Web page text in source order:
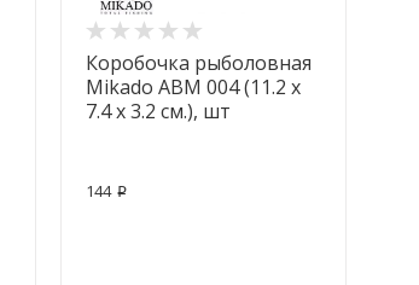
Коробочка рыболовная
Mikado ABM 004 (11.2 x
7.4 x 3.2 см.), шт
144 p